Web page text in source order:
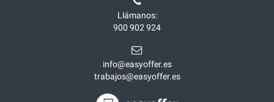
Llámanos:
900 902 924
info@easyoffer.es
trabajos@easyoffer.es